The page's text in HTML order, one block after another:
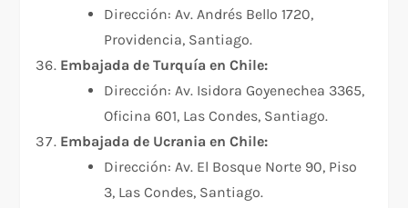
Dirección: Av. Andrés Bello 1720,
Providencia, Santiago.
Embajada de Turquía en Chile:
Dirección: Av. Isidora Goyenechea 3365,
Oficina 601, Las Condes, Santiago.
Embajada de Ucrania en Chile:
Dirección: Av. El Bosque Norte 90, Piso
3, Las Condes, Santiago.